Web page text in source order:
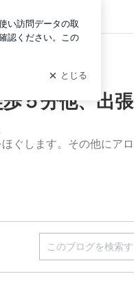
ログイン
５分他、出
ぐします。その他にア